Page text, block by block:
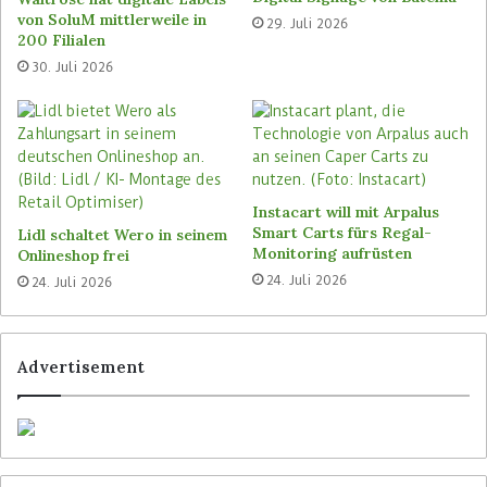
Mit der Beteiligung will die Pan Oston Holding
zusammen mit Migrasys ihre Marktpräsenz in
Unternehmen, ihre Aktivitäten im Bereich
Refurbishment sowie der Wiederaufarbeitung
und Wiedervermarktung von Hardware
weiterzuentwickeln. Ziel ist es, die
Nutzungsdauer von Technologien zu verlängern
und Handelsunternehmen nachhaltigere
Serviceprozesse anzubieten.
Generationswechsel bei Migrasys
„Die Zusammenarbeit mit Migrasys hat sich über
erwiesen“, sagt Rolf Thomann, Board Member der
Pan Oston Holding: „Mit der Beteiligung
von SoluM mittlerweile in
200 Filialen
30. Juli 2026
29. Juli 2026
Lidl schaltet Wero in seinem
Onlineshop frei
24. Juli 2026
Instacart will mit Arpalus
Smart Carts fürs Regal-
Monitoring aufrüsten
24. Juli 2026
Advertisement